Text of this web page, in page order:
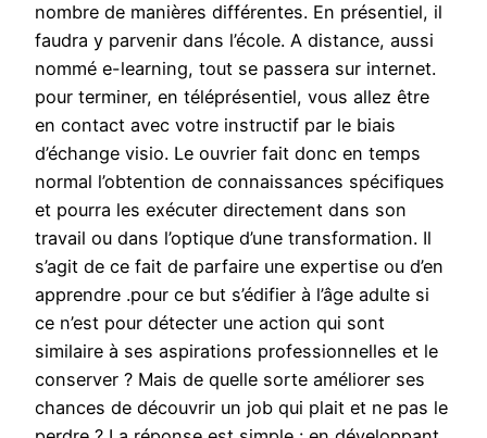
nombre de manières différentes. En présentiel, il
faudra y parvenir dans l’école. A distance, aussi
nommé e-learning, tout se passera sur internet.
pour terminer, en téléprésentiel, vous allez être
en contact avec votre instructif par le biais
d’échange visio. Le ouvrier fait donc en temps
normal l’obtention de connaissances spécifiques
et pourra les exécuter directement dans son
travail ou dans l’optique d’une transformation. Il
s’agit de ce fait de parfaire une expertise ou d’en
apprendre .pour ce but s’édifier à l’âge adulte si
ce n’est pour détecter une action qui sont
similaire à ses aspirations professionnelles et le
conserver ? Mais de quelle sorte améliorer ses
chances de découvrir un job qui plait et ne pas le